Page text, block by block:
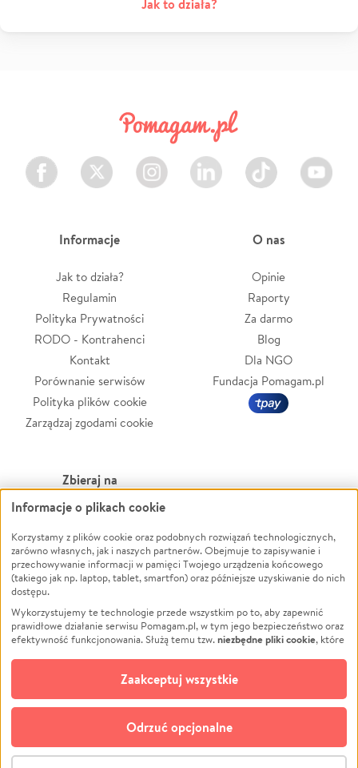
Jak to działa?
Facebook Twitter Instagram LinkedIn TikTok Youtube
Informacje
Jak to działa?
Regulamin
Polityka Prywatności
RODO - Kontrahenci
Kontakt
Porównanie serwisów
Polityka plików cookie
Zarządzaj zgodami cookie
O nas
Opinie
Raporty
Za darmo
Blog
Dla NGO
Fundacja Pomagam.pl
Zbieraj na
Leczenie
Zwierzęta
Pożar
Ukraina
Pomoc Finansowa
Projekty
Pogrzeb
Społeczność lokalna
Kultura
Powódź
Wichura
NGO
Edukacja
Podróż
Impreza
Ochrona środowiska
Biznes
© CROWDING SP. Z O.O.
Informacje o plikach cookie
Korzystamy z plików cookie oraz podobnych rozwiązań technologicznych,
zarówno własnych, jak i naszych partnerów. Obejmuje to zapisywanie i
przechowywanie informacji w pamięci Twojego urządzenia końcowego
(takiego jak np. laptop, tablet, smartfon) oraz późniejsze uzyskiwanie do nich
dostępu.
Wykorzystujemy te technologie przede wszystkim po to, aby zapewnić
prawidłowe działanie serwisu Pomagam.pl, w tym jego bezpieczeństwo oraz
efektywność funkcjonowania. Służą temu tzw.niezbędne pliki cookie, które
opcjonalnych plików cookie
technologii do celów analitycznych i retargetingowych. Możesz wyrazić
zgodę na ich stosowanie lub jej odmówić. W dowolnym momencie masz
możliwość zmiany swoich preferencji na stronie „Zarządzaj zgodami cookie”,
do której link znajdziesz w stopce serwisu Pomagam.pl. Opcjonalne pliki
cookie wykorzystywane są w następujących celach:
Odrzuć opcjonalne
Zaakceptuj wszystkie